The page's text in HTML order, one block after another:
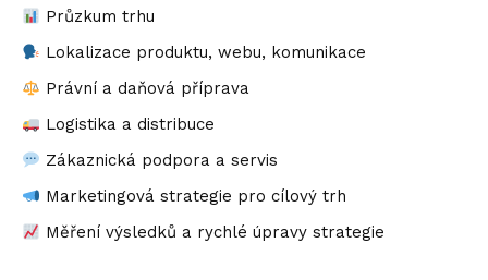
Průzkum trhu
Lokalizace produktu, webu, komunikace
Právní a daňová příprava
Logistika a distribuce
Zákaznická podpora a servis
Marketingová strategie pro cílový trh
Měření výsledků a rychlé úpravy strategie